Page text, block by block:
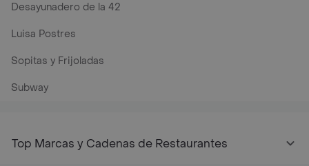
Desayunadero de la 42
Luisa Postres
Sopitas y Frijoladas
Subway
Top Marcas y Cadenas de Restaurantes